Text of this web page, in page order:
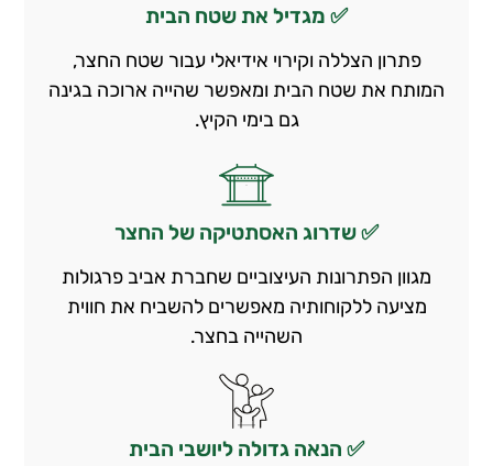
✅ מגדיל את שטח הבית
פתרון הצללה וקירוי אידיאלי עבור שטח החצר,
המותח את שטח הבית ומאפשר שהייה ארוכה בגינה
גם בימי הקיץ.
✅ שדרוג האסתטיקה של החצר
מגוון הפתרונות העיצוביים שחברת אביב פרגולות
מציעה ללקוחותיה מאפשרים להשביח את חווית
השהייה בחצר.
✅ הנאה גדולה ליושבי הבית